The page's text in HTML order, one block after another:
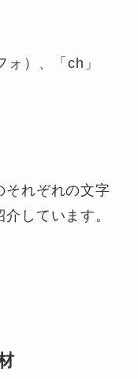
）、「ch」
それぞれの文字
しています。